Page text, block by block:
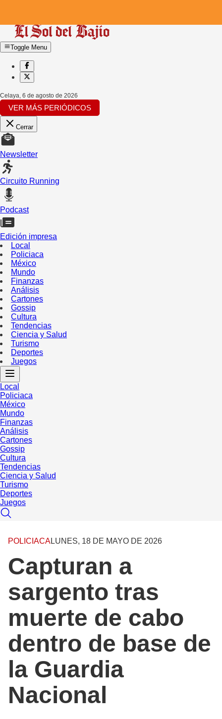
Toggle Menu
Celaya, 6 de agosto de 2026
VER MÁS PERIÓDICOS
Cerrar
Newsletter
Circuito Running
Podcast
Edición impresa
Local
Policiaca
México
Mundo
Finanzas
Análisis
Cartones
Gossip
Cultura
Tendencias
Ciencia y Salud
Turismo
Deportes
Juegos
Local
Policiaca
México
Mundo
Finanzas
Análisis
Cartones
Gossip
Cultura
Tendencias
Ciencia y Salud
Turismo
Deportes
Juegos
POLICIACALUNES, 18 DE MAYO DE 2026
Capturan a
sargento tras
muerte de cabo
dentro de base de
la Guardia
Nacional